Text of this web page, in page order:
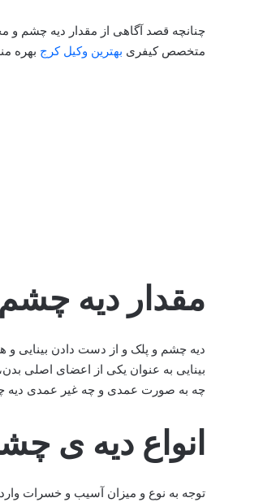
چنانچه قصد آگاهی از مقدار دیه چشم و
متخصص کیفری بهترین وکیل کرج بهره
مقدار دیه
دیه چشم و پلک و از دست دادن بینایی
بینایی به عنوان یکی از اعضای اصلی
چه به صورت عمدی و چه غیر عمدی دیه
انواع دیه ی
توجه به نوع و میزان آسیب و خسرات